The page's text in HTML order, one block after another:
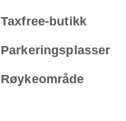
Taxfree-butikk
Parkeringsplasser
Røykeområde